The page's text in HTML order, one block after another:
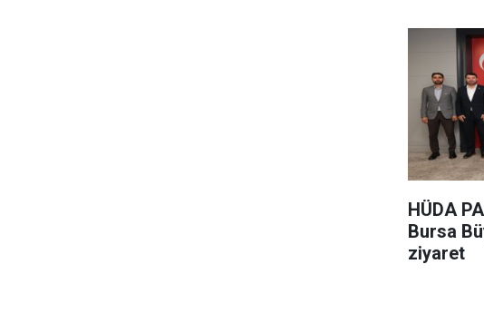
HÜDA
Bursa
ziyaret